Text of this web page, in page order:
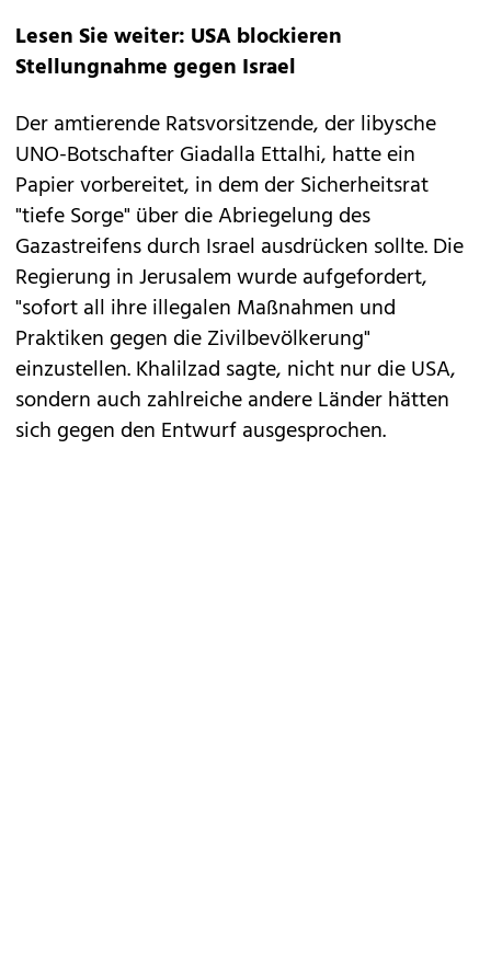
Lesen Sie weiter: USA blockieren
Stellungnahme gegen Israel
Der amtierende Ratsvorsitzende, der libysche
UNO-Botschafter Giadalla Ettalhi, hatte ein
Papier vorbereitet, in dem der Sicherheitsrat
"tiefe Sorge" über die Abriegelung des
Gazastreifens durch Israel ausdrücken sollte. Die
Regierung in Jerusalem wurde aufgefordert,
"sofort all ihre illegalen Maßnahmen und
Praktiken gegen die Zivilbevölkerung"
einzustellen. Khalilzad sagte, nicht nur die USA,
sondern auch zahlreiche andere Länder hätten
sich gegen den Entwurf ausgesprochen.